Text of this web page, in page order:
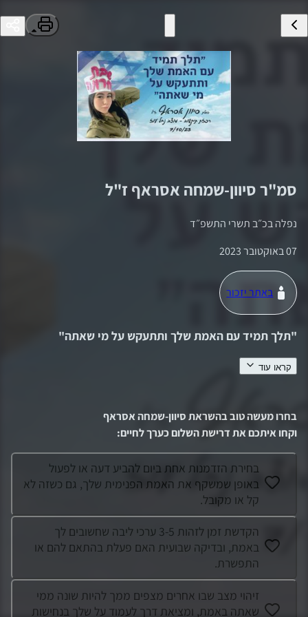
סמ"רסיוון-שמחה אסראף ז"ל
נפלה בכ״ב תשרי התשפ״ד
07 באוקטובר 2023
באתר יזכור
"תלך תמיד עם האמת שלך ותתעקש על מי שאתה"
סיוון שמחה אסראף שירתה במוצב נחל עוז. זו הייתה השבת
ערך של נתינה . סיוון הייתה ממגנטת בכל מקום שהלכה היו
סביבה חברים. המשפט שלה מציין...
קראו עוד
בחרו מעשה טוב בהשראתסיוון-שמחה אסראף
וקחו איתכם את דרישת השלום כערך לחיים:
בחירת הזדמנות אחת ביום להביע דעה או לפעול
באופן שמשקף את האמת הפנימית שלך, גם כשזה לא
קל או מקובל.
הקדשת זמן לזהות 3-5 ערכי ליבה שחשובים לך
באמת, ובדיקה שבועית האם פעלת בהתאם להם או
התפשרת.
זיהוי מצב שבו אחרים מצפים ממך להיות שונה ממי
שאתה באמת, ומציאת דרך לעמוד על שלך בנחישות